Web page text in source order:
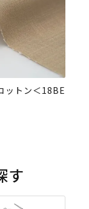
ットン＜18BE
す